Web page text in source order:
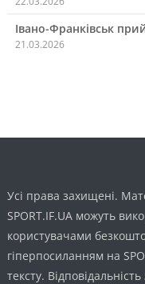
Івано-Франківськ
21.03.2026
Усі права захищені.
SPORT.IF.UA можуть
користувачами
гіперпосиланням на
тексту.